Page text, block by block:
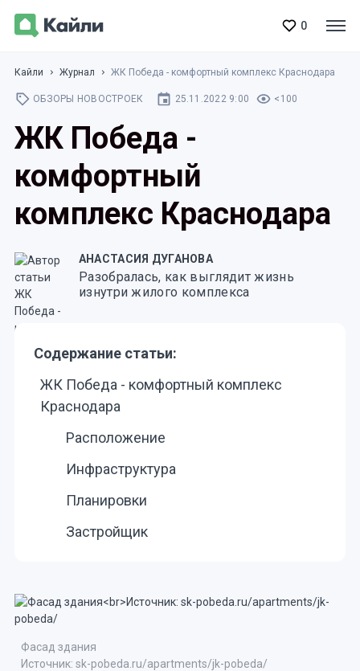
0
Кайли Журнал ЖК Победа - комфортный комплекс Краснодара
ОБЗОРЫ НОВОСТРОЕК 25.11.2022 9:00 <100
ЖК Победа -
комфортный
комплекс Краснодара
АНАСТАСИЯ ДУГАНОВА
Разобралась, как выглядит жизнь
изнутри жилого комплекса
Содержание статьи:
ЖК Победа - комфортный комплекс
Краснодара
Расположение
Инфраструктура
Планировки
Застройщик
Фасад здания
Источник: sk-pobeda.ru/apartments/jk-pobeda/